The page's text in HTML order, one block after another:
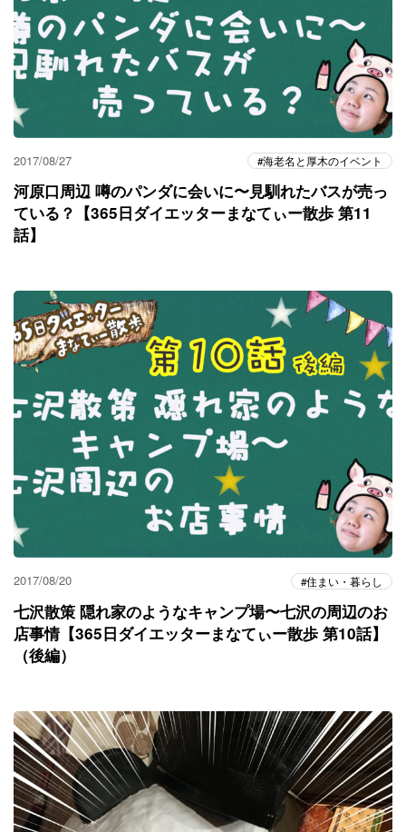
2017/08/27 海老名と厚木のイベント
河原口周辺 噂のパンダに会いに〜見馴れたバスが売っ
ている？【365日ダイエッターまなてぃー散歩 第11
話】
2017/08/20 住まい・暮らし
七沢散策 隠れ家のようなキャンプ場〜七沢の周辺のお
店事情【365日ダイエッターまなてぃー散歩 第10話】
（後編）